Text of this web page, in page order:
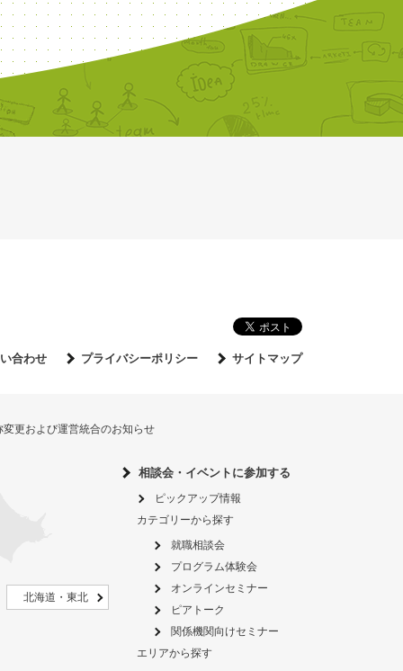
合わせ プライバシーポリシー サイトマップ
更および運営統合のお知らせ
北海道・東北
相談会・イベントに参加する
ピックアップ情報
カテゴリーから探す
就職相談会
プログラム体験会
オンラインセミナー
ピアトーク
関係機関向けセミナー
エリアから探す